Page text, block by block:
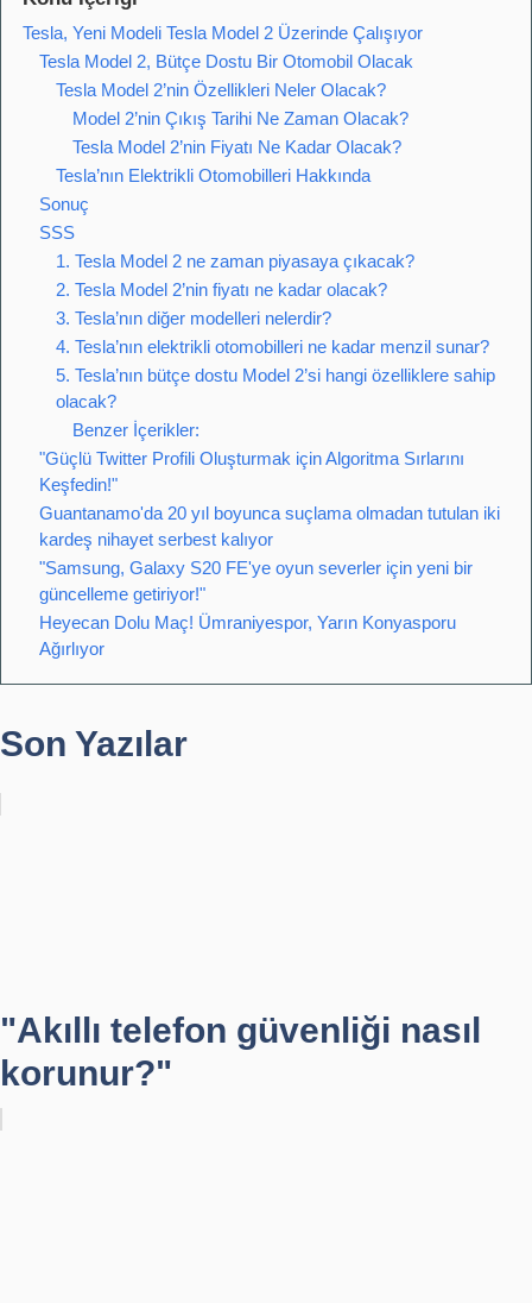
Tesla, Yeni Modeli Tesla Model 2 Üzerinde Çalışıyor
Tesla Model 2, Bütçe Dostu Bir Otomobil Olacak
Tesla Model 2’nin Özellikleri Neler Olacak?
Model 2’nin Çıkış Tarihi Ne Zaman Olacak?
Tesla Model 2’nin Fiyatı Ne Kadar Olacak?
Tesla’nın Elektrikli Otomobilleri Hakkında
Sonuç
SSS
1. Tesla Model 2 ne zaman piyasaya çıkacak?
2. Tesla Model 2’nin fiyatı ne kadar olacak?
3. Tesla’nın diğer modelleri nelerdir?
4. Tesla’nın elektrikli otomobilleri ne kadar menzil sunar?
5. Tesla’nın bütçe dostu Model 2’si hangi özelliklere sahip
olacak?
Benzer İçerikler:
"Güçlü Twitter Profili Oluşturmak için Algoritma Sırlarını
Keşfedin!"
Guantanamo'da 20 yıl boyunca suçlama olmadan tutulan iki
kardeş nihayet serbest kalıyor
"Samsung, Galaxy S20 FE'ye oyun severler için yeni bir
güncelleme getiriyor!"
Heyecan Dolu Maç! Ümraniyespor, Yarın Konyasporu
Ağırlıyor
Son Yazılar
"Akıllı telefon güvenliği nasıl
korunur?"